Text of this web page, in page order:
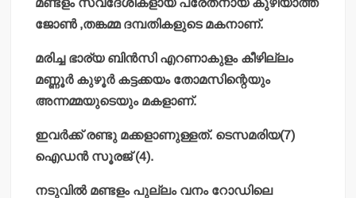
ജോൺ ,തങ്കമ്മ ദമ്പതികളുടെ മകനാണ്.
മരിച്ച ഭാര്യ ബിൻസി എറണാകുളം കീഴില്ലം
മണ്ണൂർ കുഴൂർ കട്ടക്കയം തോമസിന്റെയും
അന്നമ്മയുടെയും മകളാണ്.
ഇവർക്ക് രണ്ടു മക്കളാണുള്ളത്. ടെസമരിയ(7)
ഐഡൻ സൂരജ് (4).
നടുവിൽ മണ്ടളം പുല്ലം വനം റോഡിലെ